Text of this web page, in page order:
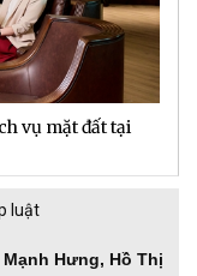
vụ mặt đất tại
luật
Hưng, Hồ Thị